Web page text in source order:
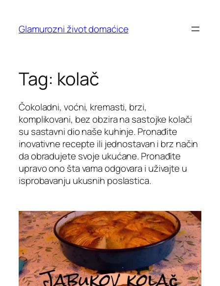
content
Glamurozni život domaćice
Tag: kolač
Čokoladni, voćni, kremasti, brzi,
komplikovani, bez obzira na sastojke kolači
su sastavni dio naše kuhinje. Pronađite
inovativne recepte ili jednostavan i brz način
da obradujete svoje ukućane. Pronađite
upravo ono šta vama odgovara i uživajte u
isprobavanju ukusnih poslastica.